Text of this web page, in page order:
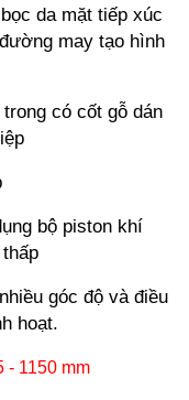
da mặt tiếp xúc
may tạo hình
có cốt gỗ dán
bộ piston khí
góc độ và điều
hoạt.
- 1150 mm